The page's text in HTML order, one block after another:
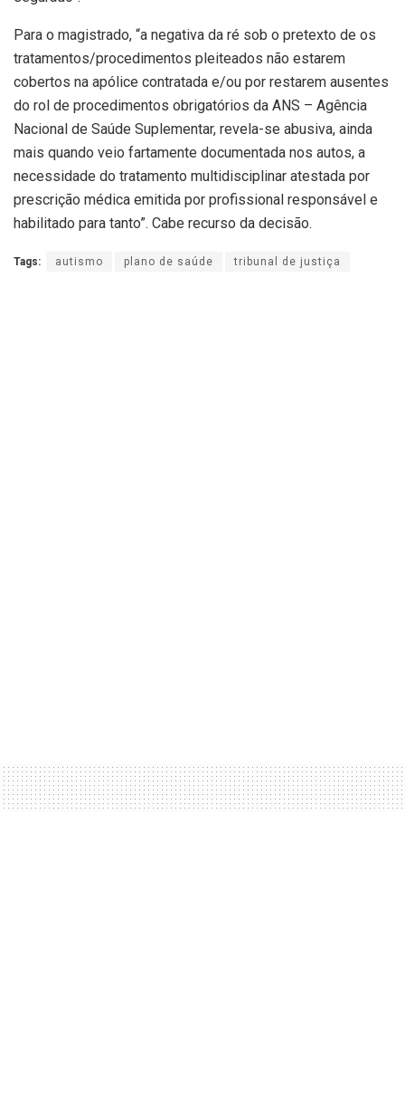
Para o magistrado, “a negativa da ré sob o pretexto de os
tratamentos/procedimentos pleiteados não estarem
cobertos na apólice contratada e/ou por restarem ausentes
do rol de procedimentos obrigatórios da ANS – Agência
Nacional de Saúde Suplementar, revela-se abusiva, ainda
mais quando veio fartamente documentada nos autos, a
necessidade do tratamento multidisciplinar atestada por
prescrição médica emitida por profissional responsável e
habilitado para tanto”. Cabe recurso da decisão.
Tags: autismo plano de saúde tribunal de justiça